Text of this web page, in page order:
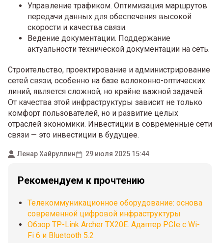
Управление трафиком. Оптимизация маршрутов
передачи данных для обеспечения высокой
скорости и качества связи.
Ведение документации. Поддержание
актуальности технической документации на сеть.
Строительство, проектирование и администрирование
сетей связи, особенно на базе волоконно-оптических
линий, является сложной, но крайне важной задачей.
От качества этой инфраструктуры зависит не только
комфорт пользователей, но и развитие целых
отраслей экономики. Инвестиции в современные сети
связи — это инвестиции в будущее.
Ленар Хайруллин 29 июля 2025 15:44
Рекомендуем к прочтению
Телекоммуникационное оборудование: основа
современной цифровой инфраструктуры
Обзор TP-Link Archer TX20E. Адаптер PCIe с Wi-
Fi 6 и Bluetooth 5.2